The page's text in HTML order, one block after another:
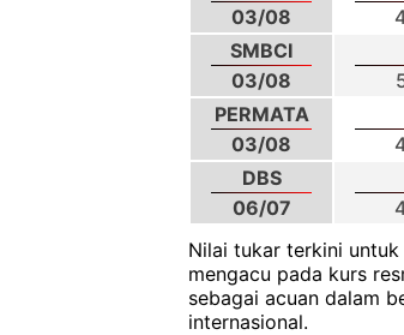
03/08
SMBCI
03/08
PERMATA
03/08
DBS
06/07
Nilai tukar terkini untuk
mengacu pada kurs
sebagai acuan dalam
internasional.